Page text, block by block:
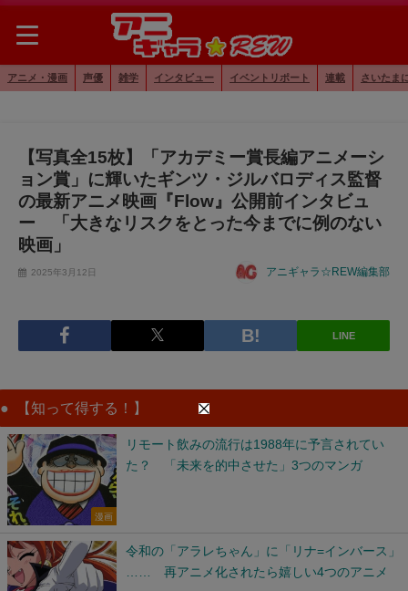
アニメ・漫画 声優 雑学 インタビュー イベントリポート 連載 さいたま
【写真全15枚】「アカデミー賞長編アニメーシ
ョン賞」に輝いたギンツ・ジルバロディス監督
の最新アニメ映画『Flow』公開前インタビュ
ー 「大きなリスクをとった今までに例のない
映画」
2025年3月12日 アニギャラ☆REW編集部
LINE
【知って得する！】
漫画
リモート飲みの流行は1988年に予言されてい
た？ 「未来を的中させた」3つのマンガ
令和の「アラレちゃん」に「リナ=インバース」
…… 再アニメ化されたら嬉しい4つのアニメ